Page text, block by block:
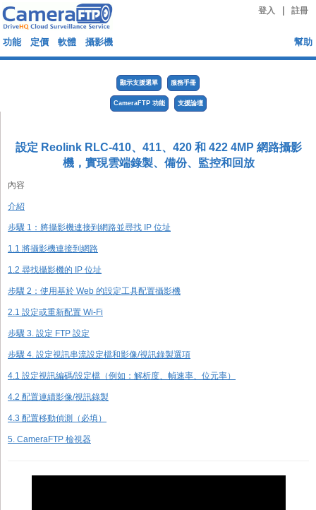
登入 註冊
功能 定價 軟體 攝影機 幫助
顯示支援選單 服務手冊
CameraFTP 功能 支援論壇
設定 Reolink RLC-410、411、420 和 422 4MP 網路攝影
機，實現雲端錄製、備份、監控和回放
內容
介紹
步驟 1：將攝影機連接到網路並尋找 IP 位址
1.1 將攝影機連接到網路
1.2 尋找攝影機的 IP 位址
步驟 2：使用基於 Web 的設定工具配置攝影機
2.1 設定或重新配置 Wi-Fi
步驟 3. 設定 FTP 設定
步驟 4. 設定視訊串流設定檔和影像/視訊錄製選項
4.1 設定視訊編碼/設定檔（例如：解析度、幀速率、位元率）
4.2 配置連續影像/視訊錄製
4.3 配置移動偵測（必填）
5. CameraFTP 檢視器